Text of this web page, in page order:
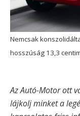
Nemcsak
hosszúság 13,3
Az Autó-Motor ott
lájkolj minket a